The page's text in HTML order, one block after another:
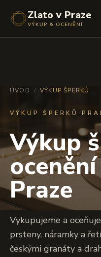
Zlato v Praze
VÝKUP & OCENĚNÍ
ÚVOD / VÝKUP ŠPERKŮ
VÝKUP ŠPERKŮ
Výkup
Praze
Vykupujeme a
prsteny, náramky a
českými granáty a